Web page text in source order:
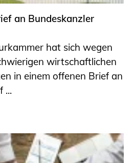
an Bundeskanzler
hat sich wegen
wirtschaftlichen
in einem offenen Brief an
...